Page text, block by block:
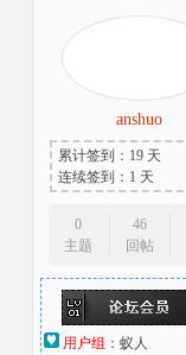
anshuo
累计签到：19 天
连续签到：1 天
0
主题
46
回帖
用户组： 蚁人